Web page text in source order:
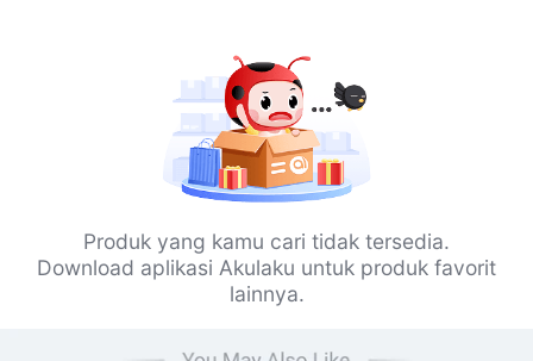
Produk yang kamu cari tidak tersedia.
Download aplikasi Akulaku untuk produk favorit
lainnya.